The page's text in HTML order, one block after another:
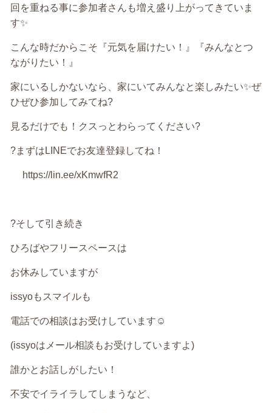
回を重ねる事に参加者さんも増え盛り上がってきていま
す✨
こんな時だからこそ『元気を届けたい！』『みんなとつ
ながりたい！』
家にいるしかないなら、家にいてみんなと楽しみたい✨ぜ
ひぜひ参加してみてね?
見るだけでも！クスっとわらってください?
?まずはLINEでお友達登録してね！
https://lin.ee/xKmwfR2
?そして引き続き
ひろばやフリースペースは
お休みしていますが
issyoもスマイルも
電話での相談はお受けしています ☺️
(issyoはメール相談もお受けしていますよ)
誰かとお話しがしたい！
不安でイライラしてしまうなど、